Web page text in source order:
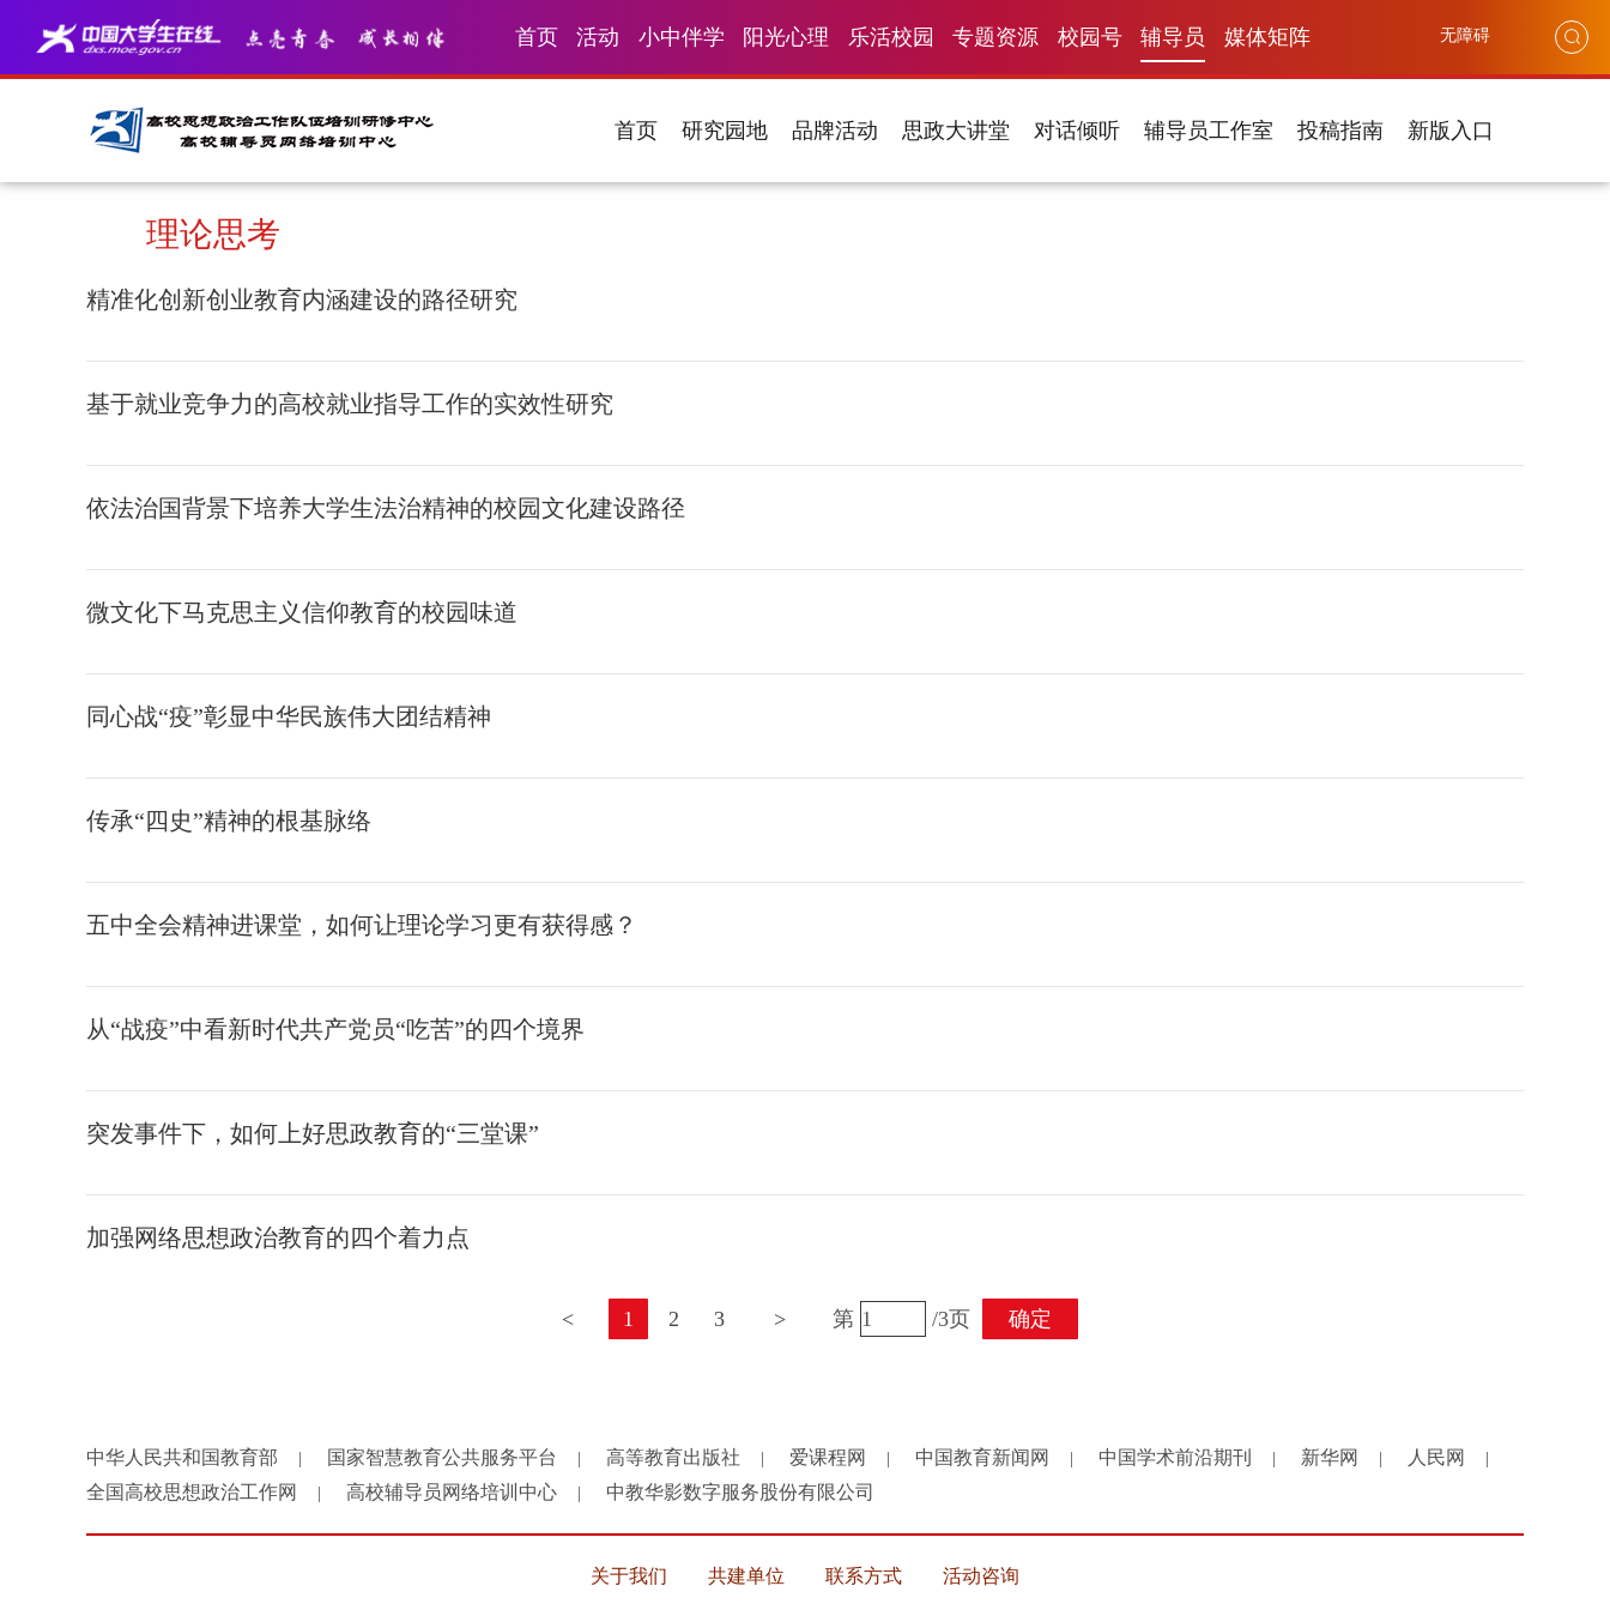
首页 活动 小中伴学 阳光心理 乐活校园 专题资源 校园号 辅导员 媒体矩阵 无障碍
首页 研究园地 品牌活动 思政大讲堂 对话倾听 辅导员工作室 投稿指南 新版入口
理论思考
精准化创新创业教育内涵建设的路径研究
基于就业竞争力的高校就业指导工作的实效性研究
依法治国背景下培养大学生法治精神的校园文化建设路径
微文化下马克思主义信仰教育的校园味道
同心战“疫”彰显中华民族伟大团结精神
传承“四史”精神的根基脉络
五中全会精神进课堂，如何让理论学习更有获得感？
从“战疫”中看新时代共产党员“吃苦”的四个境界
突发事件下，如何上好思政教育的“三堂课”
加强网络思想政治教育的四个着力点
< 1 2 3 > 第 /3页 确定
中华人民共和国教育部 国家智慧教育公共服务平台 高等教育出版社 爱课程网 中国教育新闻网 中国学术前沿期刊 新华网 人民网
全国高校思想政治工作网 高校辅导员网络培训中心 中教华影数字服务股份有限公司
关于我们 共建单位 联系方式 活动咨询